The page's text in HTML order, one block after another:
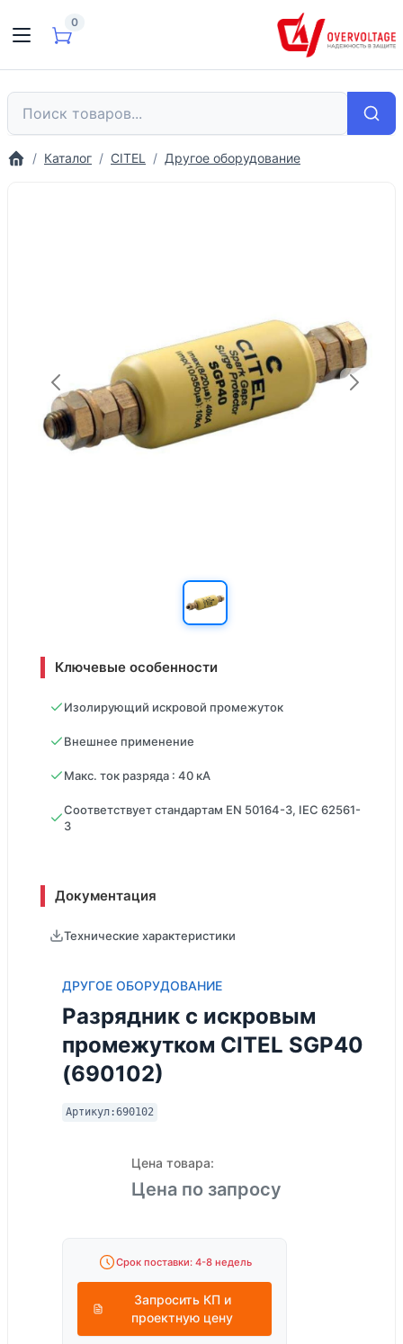
0
Каталог CITEL Другое оборудование
Ключевые особенности
Изолирующий искровой промежуток
Внешнее применение
Макс. ток разряда : 40 кА
Соответствует стандартам EN 50164-3, IEC 62561-
3
Документация
Технические характеристики
ДРУГОЕ ОБОРУДОВАНИЕ
Разрядник с искровым
промежутком CITEL SGP40
(690102)
Артикул:690102
Цена товара:
Цена по запросу
Срок поставки: 4-8 недель
Запросить КП и
проектную цену